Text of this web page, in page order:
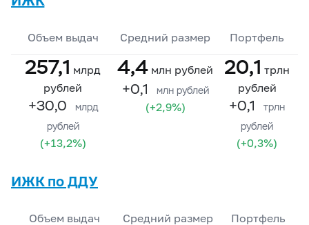
Объем выдач Средний размер Портфель
257,1 млрд
рублей
+30,0
млрд
рублей
(+13,2%)
4,4 млн рублей
+0,1 млн рублей
(+2,9%)
20,1 трлн
рублей
+0,1
трлн
рублей
(+0,3%)
ИЖК по ДДУ
Объем выдач Средний размер Портфель